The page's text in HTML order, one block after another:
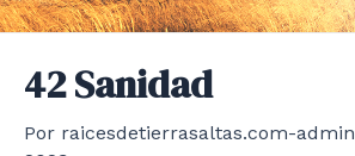
42 Sanidad
Por raicesdetierrasaltas.com-admin